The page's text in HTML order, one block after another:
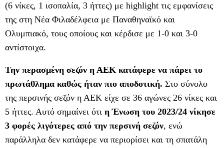
(6 νίκες, 1 ισοπαλία, 3 ήττες) με highlight τις εμφανίσεις
της στη Νέα Φιλαδέλφεια με Παναθηναϊκό και
Ολυμπιακό, τους οποίους και κέρδισε με 1-0 και 3-0
αντίστοιχα.
Την περασμένη σεζόν η ΑΕΚ κατάφερε να πάρει το
πρωτάθλημα καθώς ήταν πιο αποδοτική. Στο σύνολο
της περσινής σεζόν η ΑΕΚ είχε σε 36 αγώνες 26 νίκες και
5 ήττες. Αυτό σημαίνει ότι η Ένωση του 2023/24 νίκησε
3 φορές λιγότερες από την περσινή σεζόν, ενώ
παράλληλα δεν κατάφερε να περιορίσει και τη σπατάλη